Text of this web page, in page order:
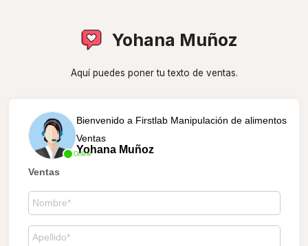
Yohana Muñoz
Aquí puedes poner tu texto de ventas.
Online
Bienvenido a Firstlab Manipulación de alimentos
Ventas
Yohana Muñoz
Ventas